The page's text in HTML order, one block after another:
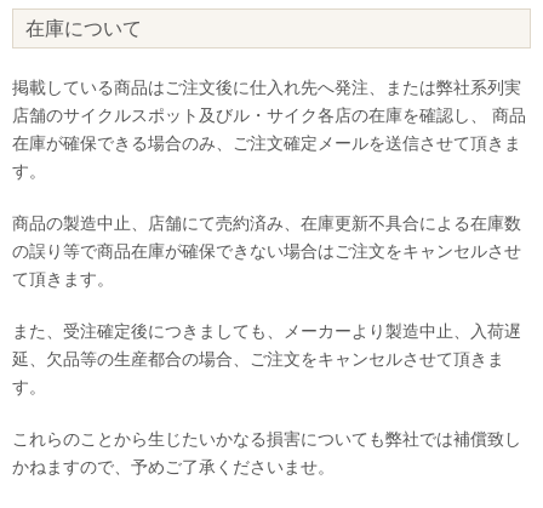
在庫について
掲載している商品はご注文後に仕入れ先へ発注、または弊社系列実
店舗のサイクルスポット及びル・サイク各店の在庫を確認し、 商品
在庫が確保できる場合のみ、ご注文確定メールを送信させて頂きま
す。
商品の製造中止、店舗にて売約済み、在庫更新不具合による在庫数
の誤り等で商品在庫が確保できない場合はご注文をキャンセルさせ
て頂きます。
また、受注確定後につきましても、メーカーより製造中止、入荷遅
延、欠品等の生産都合の場合、ご注文をキャンセルさせて頂きま
す。
これらのことから生じたいかなる損害についても弊社では補償致し
かねますので、予めご了承くださいませ。